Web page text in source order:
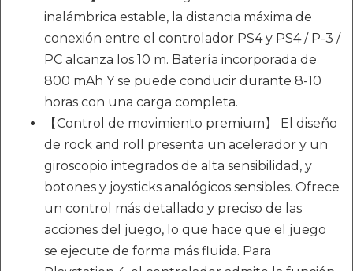
inalámbrica estable, la distancia máxima de
conexión entre el controlador PS4 y PS4 / P-3 /
PC alcanza los 10 m. Batería incorporada de
800 mAh Y se puede conducir durante 8-10
horas con una carga completa.
【Control de movimiento premium】 El diseño
de rock and roll presenta un acelerador y un
giroscopio integrados de alta sensibilidad, y
botones y joysticks analógicos sensibles. Ofrece
un control más detallado y preciso de las
acciones del juego, lo que hace que el juego
se ejecute de forma más fluida. Para